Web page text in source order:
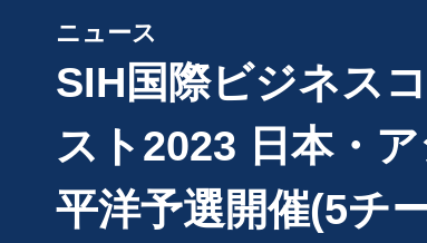
ニュース
SIH国際ビジネス
スト2023 日本・
平洋予選開催(5チ